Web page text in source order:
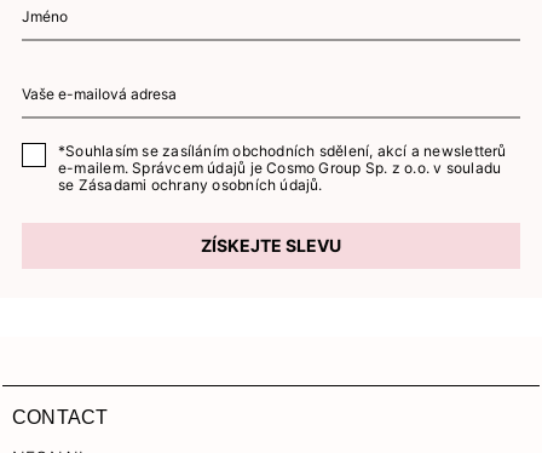
*Souhlasím se zasíláním obchodních sdělení, akcí a newsletterů
e-mailem. Správcem údajů je Cosmo Group Sp. z o.o. v souladu
se Zásadami ochrany osobních údajů.
ZÍSKEJTE SLEVU
CONTACT